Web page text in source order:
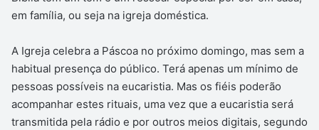
em família, ou seja na igreja doméstica.
A Igreja celebra a Páscoa no próximo domingo, mas sem a
habitual presença do público. Terá apenas um mínimo de
pessoas possíveis na eucaristia. Mas os fiéis poderão
acompanhar estes rituais, uma vez que a eucaristia será
transmitida pela rádio e por outros meios digitais, segundo